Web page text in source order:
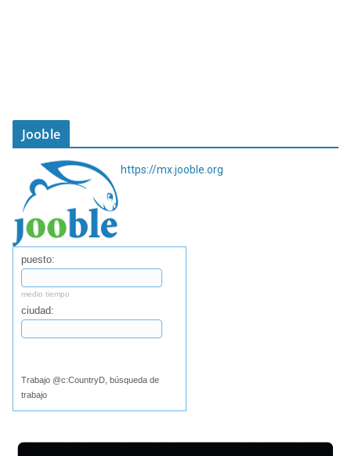
Jooble
https://mx.jooble.org
puesto:
medio tiempo
ciudad:
Trabajo @c:CountryD, búsqueda de
trabajo